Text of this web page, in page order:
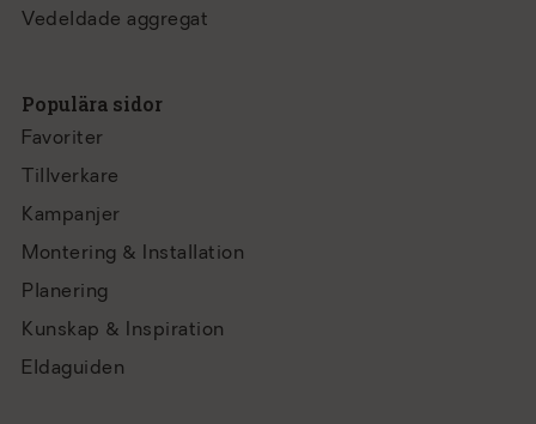
Vedeldade aggregat
Populära sidor
Favoriter
Tillverkare
Kampanjer
Montering & Installation
Planering
Kunskap & Inspiration
Eldaguiden